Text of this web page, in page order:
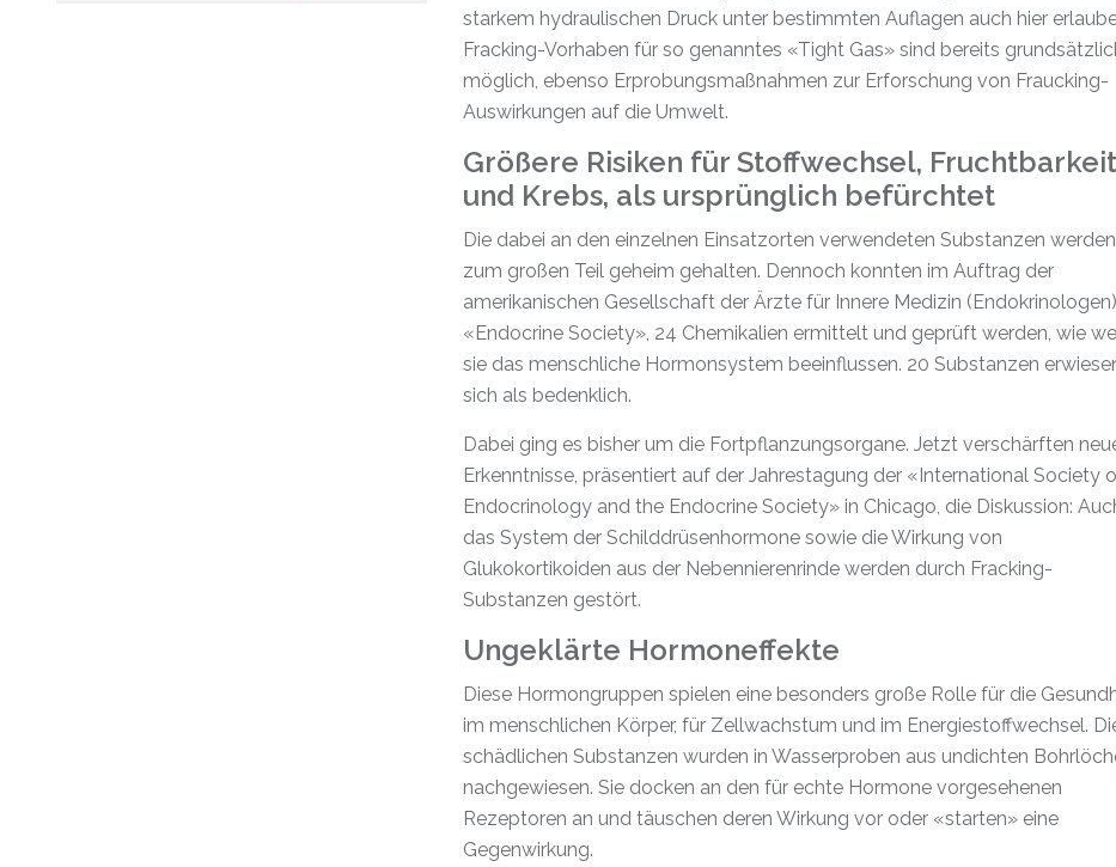
starkem hydraulischen Druck unter bestimmten Auflagen auch hier
Fracking-Vorhaben für so genanntes «Tight Gas» sind bereits
möglich, ebenso Erprobungsmaßnahmen zur Erforschung von Fraucking-
Auswirkungen auf die Umwelt.
Größere Risiken für Stoffwechsel, Fruchtbarkeit
und Krebs, als ursprünglich befürchtet
Die dabei an den einzelnen Einsatzorten verwendeten Substanzen werden
zum großen Teil geheim gehalten. Dennoch konnten im Auftrag der
amerikanischen Gesellschaft der Ärzte für Innere Medizin (Endokrinologen),
«Endocrine Society», 24 Chemikalien ermittelt und geprüft werden, wie
sie das menschliche Hormonsystem beeinflussen. 20 Substanzen
sich als bedenklich.
Dabei ging es bisher um die Fortpflanzungsorgane. Jetzt verschärften
Erkenntnisse, präsentiert auf der Jahrestagung der «International Society
Endocrinology and the Endocrine Society» in Chicago, die Diskussion:
das System der Schilddrüsenhormone sowie die Wirkung von
Glukokortikoiden aus der Nebennierenrinde werden durch Fracking-
Substanzen gestört.
Ungeklärte Hormoneffekte
Diese Hormongruppen spielen eine besonders große Rolle für die
im menschlichen Körper, für Zellwachstum und im Energiestoffwechsel.
schädlichen Substanzen wurden in Wasserproben aus undichten
nachgewiesen. Sie docken an den für echte Hormone vorgesehenen
Rezeptoren an und täuschen deren Wirkung vor oder «starten» eine
Gegenwirkung.